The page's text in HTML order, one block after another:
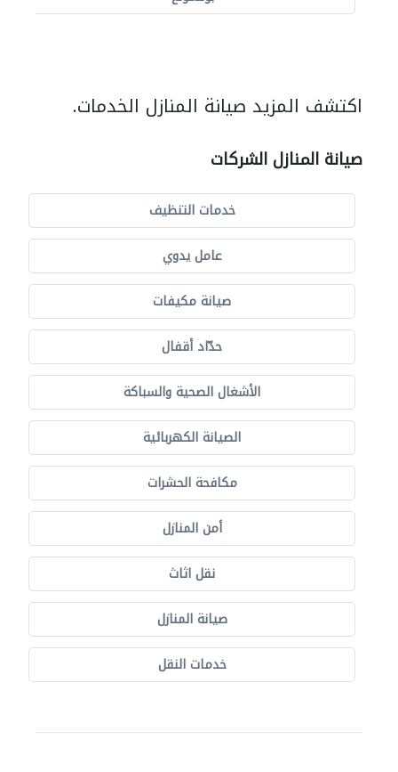
اكتشف المزيد صيانة المنازل الخدمات.
صيانة المنازل الشركات
خدمات التنظيف
عامل يدوي
صيانة مكيفات
حدّاد أقفال
الأشغال الصحية والسباكة
الصيانة الكهربائية
مكافحة الحشرات
أمن المنازل
نقل اثاث
صيانة المنازل
خدمات النقل